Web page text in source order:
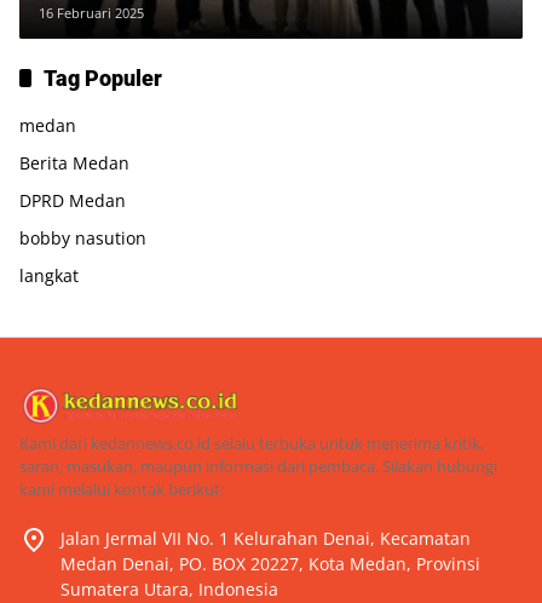
16 Februari 2025
Tag Populer
medan
Berita Medan
DPRD Medan
bobby nasution
langkat
Kami dari kedannews.co.id selalu terbuka untuk menerima kritik,
saran, masukan, maupun informasi dari pembaca. Silakan hubungi
kami melalui kontak berikut:
Jalan Jermal VII No. 1 Kelurahan Denai, Kecamatan
Medan Denai, PO. BOX 20227, Kota Medan, Provinsi
Sumatera Utara, Indonesia